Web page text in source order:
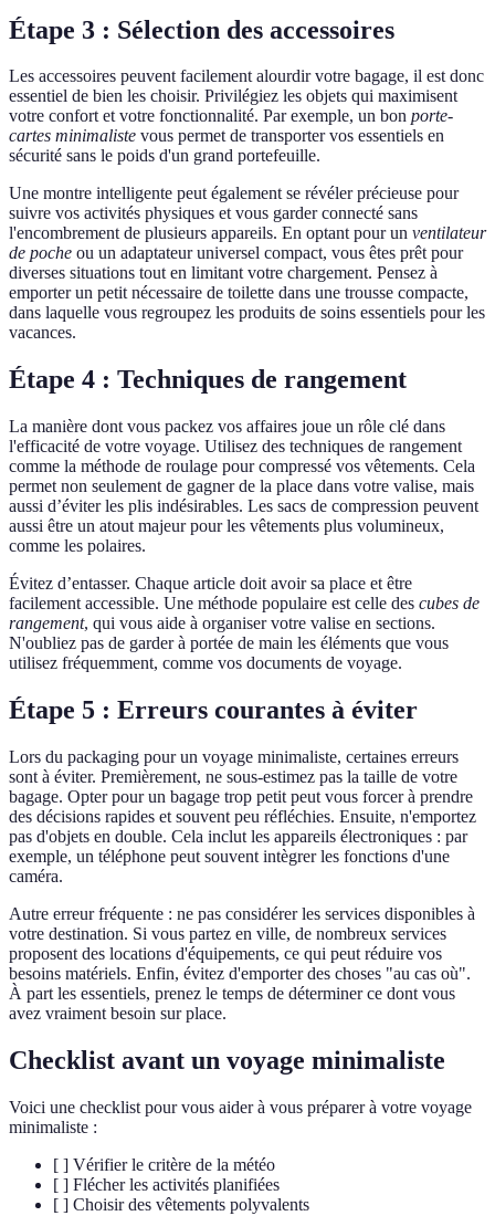
Étape 3 : Sélection des accessoires
Les accessoires peuvent facilement alourdir votre bagage, il est donc
essentiel de bien les choisir. Privilégiez les objets qui maximisent
votre confort et votre fonctionnalité. Par exemple, un bon porte-
cartes minimaliste vous permet de transporter vos essentiels en
sécurité sans le poids d'un grand portefeuille.
Une montre intelligente peut également se révéler précieuse pour
suivre vos activités physiques et vous garder connecté sans
l'encombrement de plusieurs appareils. En optant pour un ventilateur
de poche ou un adaptateur universel compact, vous êtes prêt pour
diverses situations tout en limitant votre chargement. Pensez à
emporter un petit nécessaire de toilette dans une trousse compacte,
dans laquelle vous regroupez les produits de soins essentiels pour les
vacances.
Étape 4 : Techniques de rangement
La manière dont vous packez vos affaires joue un rôle clé dans
l'efficacité de votre voyage. Utilisez des techniques de rangement
comme la méthode de roulage pour compressé vos vêtements. Cela
permet non seulement de gagner de la place dans votre valise, mais
aussi d’éviter les plis indésirables. Les sacs de compression peuvent
aussi être un atout majeur pour les vêtements plus volumineux,
comme les polaires.
Évitez d’entasser. Chaque article doit avoir sa place et être
facilement accessible. Une méthode populaire est celle des cubes de
rangement, qui vous aide à organiser votre valise en sections.
N'oubliez pas de garder à portée de main les éléments que vous
utilisez fréquemment, comme vos documents de voyage.
Étape 5 : Erreurs courantes à éviter
Lors du packaging pour un voyage minimaliste, certaines erreurs
sont à éviter. Premièrement, ne sous-estimez pas la taille de votre
bagage. Opter pour un bagage trop petit peut vous forcer à prendre
des décisions rapides et souvent peu réfléchies. Ensuite, n'emportez
pas d'objets en double. Cela inclut les appareils électroniques : par
exemple, un téléphone peut souvent intègrer les fonctions d'une
caméra.
Autre erreur fréquente : ne pas considérer les services disponibles à
votre destination. Si vous partez en ville, de nombreux services
proposent des locations d'équipements, ce qui peut réduire vos
besoins matériels. Enfin, évitez d'emporter des choses "au cas où".
À part les essentiels, prenez le temps de déterminer ce dont vous
avez vraiment besoin sur place.
Checklist avant un voyage minimaliste
Voici une checklist pour vous aider à vous préparer à votre voyage
minimaliste :
[ ] Vérifier le critère de la météo
[ ] Flécher les activités planifiées
[ ] Choisir des vêtements polyvalents